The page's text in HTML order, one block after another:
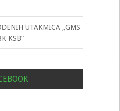
UTAKMICA „GMS
KSB“